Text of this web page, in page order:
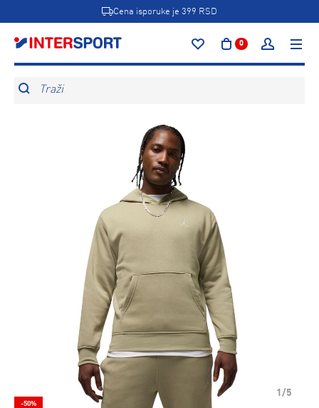
Cena isporuke je 399 RSD
0
Traži
1/5
-50%